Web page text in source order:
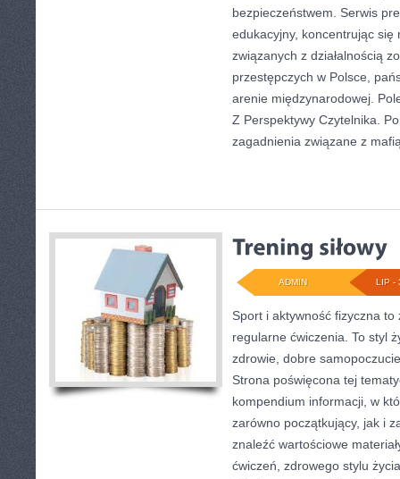
bezpieczeństwem. Serwis
edukacyjny, koncentrując się
związanych z działalnością
przestępczych w Polsce,
arenie międzynarodowej.
Z Perspektywy Czytelnika.
zagadnienia związane z
LIP -
ADMIN
Sport i aktywność fizyczna
regularne ćwiczenia. To styl
zdrowie, dobre
Strona poświęcona tej
kompendium informacji, w
zarówno początkujący, jak i
znaleźć wartościowe
ćwiczeń, zdrowego stylu